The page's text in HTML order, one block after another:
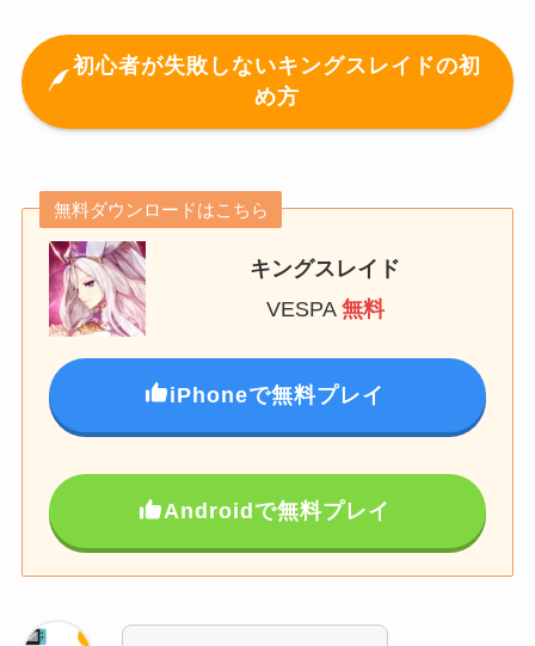
初心者が失敗しないキングスレイドの初
め方
無料ダウンロードはこちら
キングスレイド
VESPA 無料
iPhoneで無料プレイ
Androidで無料プレイ